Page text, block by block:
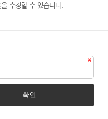
을 수정할 수 있습니다.